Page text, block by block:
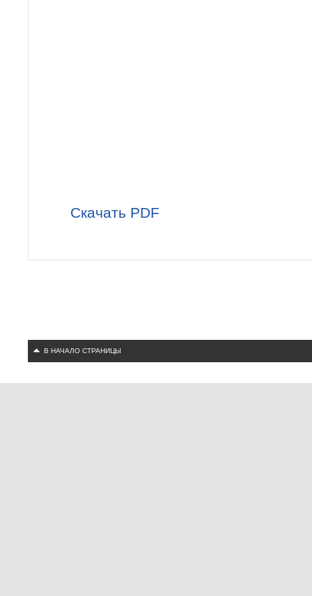
Скачать PDF
В НАЧАЛО СТРАНИЦЫ